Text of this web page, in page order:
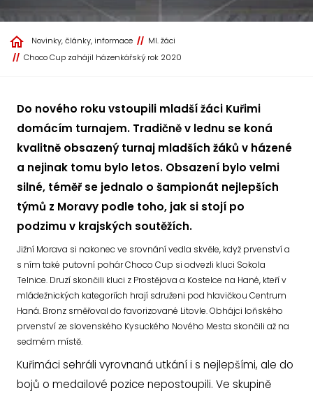
Novinky, články, informace
Ml. žáci
Choco Cup zahájil házenkářský rok 2020
Do nového roku vstoupili mladší žáci Kuřimi
domácím turnajem. Tradičně v lednu se koná
kvalitně obsazený turnaj mladších žáků v házené
a nejinak tomu bylo letos. Obsazení bylo velmi
silné, téměř se jednalo o šampionát nejlepších
týmů z Moravy podle toho, jak si stojí po
podzimu v krajských soutěžích.
Jižní Morava si nakonec ve srovnání vedla skvěle, když prvenství a
s ním také putovní pohár Choco Cup si odvezli kluci Sokola
Telnice. Druzí skončili kluci z Prostějova a Kostelce na Hané, kteří v
mládežnických kategoriích hrají sdruženi pod hlavičkou Centrum
Haná. Bronz směřoval do favorizované Litovle. Obhájci loňského
prvenství ze slovenského Kysuckého Nového Mesta skončili až na
sedmém místě.
Kuřimáci sehráli vyrovnaná utkání i s nejlepšími, ale do
bojů o medailové pozice nepostoupili. Ve skupině